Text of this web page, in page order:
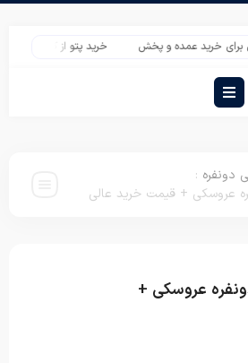
عمده و پخش خرید پتو از کارخانه | قیمت عمده پتو
دونفره :
عروسکی + قیمت خرید عالی
عروسکی +